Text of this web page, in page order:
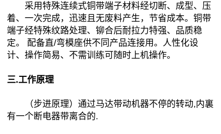
采用特殊连续式铜带端子材料经切断、成型、压
着、一次完成，迅速且无废料产生，节省成本。铜带
端子经特殊纹路处理、铆合后耐拉力特强、品质稳
定。 配备直/弯模座供不同产品连接用。人性化设
计、操作简易、不需训练可随时上机操作。
三.工作原理
（步进原理）通过马达带动机器不停的转动,内裏
有一个断电器带离合的.